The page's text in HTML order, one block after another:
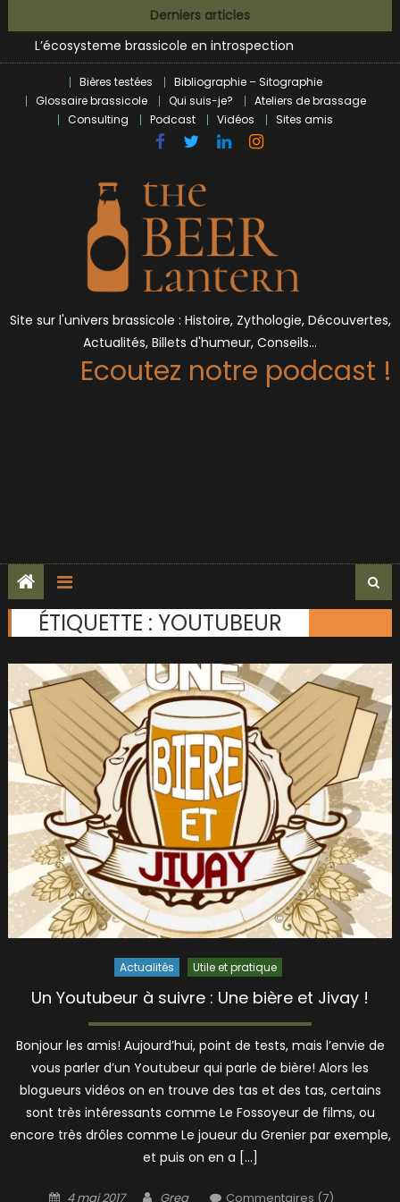
to
content
Derniers articles
L’écosysteme brassicole en introspection
Zoumaï : pionnier de la révolution craft à Marseille
L’intelligence artificielle dans le milieu brassicole
BrewDog racheté par Tilray pour une bouchée de pain ?
Bières et célébrités
Bières testées
Bibliographie – Sitographie
Glossaire brassicole
Qui suis-je?
Ateliers de brassage
Consulting
Podcast Vidéos Sites amis
Site sur l'univers brassicole : Histoire, Zythologie, Découvertes,
Actualités, Billets d'humeur, Conseils…
Ecoutez notre podcast !
ÉTIQUETTE : YOUTUBEUR
Actualités Utile et pratique
Un Youtubeur à suivre : Une bière et Jivay !
Bonjour les amis! Aujourd’hui, point de tests, mais l’envie de
vous parler d’un Youtubeur qui parle de bière! Alors les
blogueurs vidéos on en trouve des tas et des tas, certains
sont très intéressants comme Le Fossoyeur de films, ou
encore très drôles comme Le joueur du Grenier par exemple,
et puis on en a […]
Posted
4 mai 2017 Author
Greg Commentaires (7)